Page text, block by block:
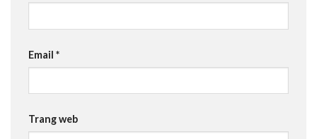
Email *
Trang web